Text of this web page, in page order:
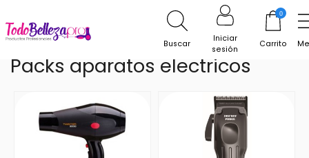
Buscar
Iniciar
sesión
0
Carrito
Packs aparatos electricos
Packs aparatos electricos